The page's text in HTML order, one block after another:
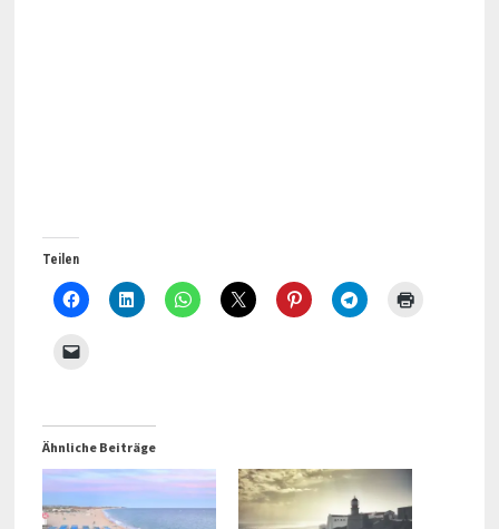
Teilen
Ähnliche Beiträge